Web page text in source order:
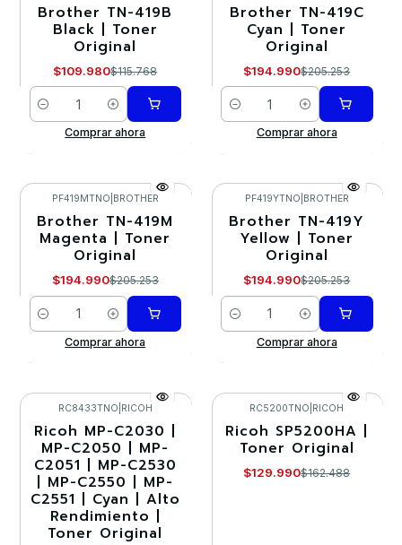
-5%
Brother TN-419B
Black | Toner
Original
$109.980$115.768
Cantidad
Comprar ahora
-5%
Brother TN-419C
Cyan | Toner
Original
$194.990$205.253
Cantidad
Comprar ahora
-5%
PF419MTNO BROTHER
Brother TN-419M
Magenta | Toner
Original
$194.990$205.253
Cantidad
Comprar ahora
-5%
PF419YTNO BROTHER
Brother TN-419Y
Yellow | Toner
Original
$194.990$205.253
Cantidad
Comprar ahora
-20%
Agotado
RC8433TNO RICOH
Ricoh MP-C2030 |
MP-C2050 | MP-
C2051 | MP-C2530
| MP-C2550 | MP-
C2551 | Cyan | Alto
Rendimiento |
Toner Original
-20%
RC5200TNO RICOH
Ricoh SP5200HA |
Toner Original
$129.990$162.488